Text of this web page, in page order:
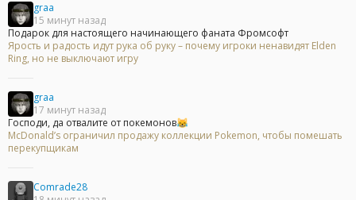
graa
15 минут назад
Подарок для настоящего начинающего фаната Фромсофт
Ярость и радость идут рука об руку – почему игроки ненавидят Elden
Ring, но не выключают игру
graa
17 минут назад
Господи, да отвалите от покемонов😹
McDonald’s ограничил продажу коллекции Pokemon, чтобы помешать
перекупщикам
Comrade28